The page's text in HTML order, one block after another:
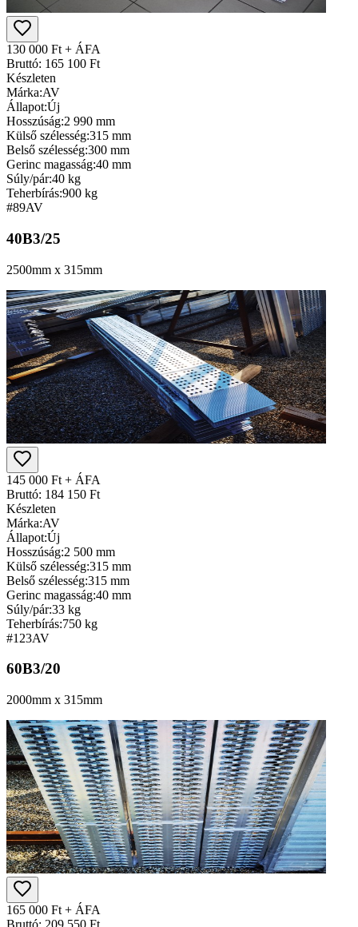
130 000 Ft + ÁFA
Bruttó: 165 100 Ft
Készleten
Márka:AV
Állapot:Új
Hosszúság:2 990 mm
Külső szélesség:315 mm
Belső szélesség:300 mm
Gerinc magasság:40 mm
Súly/pár:40 kg
Teherbírás:900 kg
#89AV
40B3/25
2500mm x 315mm
145 000 Ft + ÁFA
Bruttó: 184 150 Ft
Készleten
Márka:AV
Állapot:Új
Hosszúság:2 500 mm
Külső szélesség:315 mm
Belső szélesség:315 mm
Gerinc magasság:40 mm
Súly/pár:33 kg
Teherbírás:750 kg
#123AV
60B3/20
2000mm x 315mm
165 000 Ft + ÁFA